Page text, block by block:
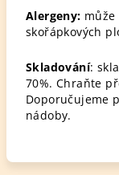
Alergeny:
skořápkových
Skladování:
70%. Chraňte
Doporučujeme
nádoby.